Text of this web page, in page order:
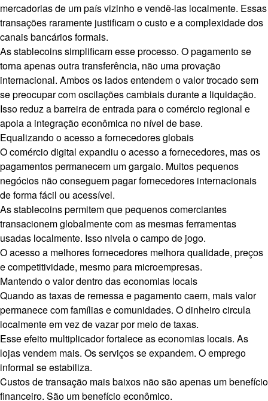
mercadorias de um país vizinho e vendê-las localmente. Essas
transações raramente justificam o custo e a complexidade dos
canais bancários formais.
As stablecoins simplificam esse processo. O pagamento se
torna apenas outra transferência, não uma provação
internacional. Ambos os lados entendem o valor trocado sem
se preocupar com oscilações cambiais durante a liquidação.
Isso reduz a barreira de entrada para o comércio regional e
apoia a integração econômica no nível de base.
Equalizando o acesso a fornecedores globais
O comércio digital expandiu o acesso a fornecedores, mas os
pagamentos permanecem um gargalo. Muitos pequenos
negócios não conseguem pagar fornecedores internacionais
de forma fácil ou acessível.
As stablecoins permitem que pequenos comerciantes
transacionem globalmente com as mesmas ferramentas
usadas localmente. Isso nivela o campo de jogo.
O acesso a melhores fornecedores melhora qualidade, preços
e competitividade, mesmo para microempresas.
Mantendo o valor dentro das economias locais
Quando as taxas de remessa e pagamento caem, mais valor
permanece com famílias e comunidades. O dinheiro circula
localmente em vez de vazar por meio de taxas.
Esse efeito multiplicador fortalece as economias locais. As
lojas vendem mais. Os serviços se expandem. O emprego
informal se estabiliza.
Custos de transação mais baixos não são apenas um benefício
financeiro. São um benefício econômico.